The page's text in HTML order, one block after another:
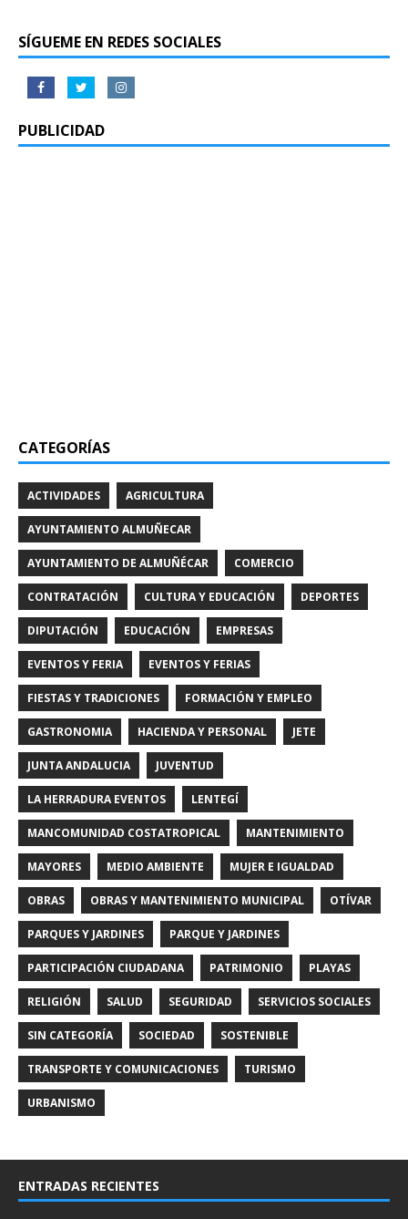
SÍGUEME EN REDES SOCIALES
PUBLICIDAD
CATEGORÍAS
ACTIVIDADES AGRICULTURA
AYUNTAMIENTO ALMUÑECAR
AYUNTAMIENTO DE ALMUÑÉCAR COMERCIO
CONTRATACIÓN CULTURA Y EDUCACIÓN DEPORTES
DIPUTACIÓN EDUCACIÓN EMPRESAS
EVENTOS Y FERIA EVENTOS Y FERIAS
FIESTAS Y TRADICIONES FORMACIÓN Y EMPLEO
GASTRONOMIA HACIENDA Y PERSONAL JETE
JUNTA ANDALUCIA JUVENTUD
LA HERRADURA EVENTOS LENTEGÍ
MANCOMUNIDAD COSTATROPICAL MANTENIMIENTO
MAYORES MEDIO AMBIENTE MUJER E IGUALDAD
OBRAS OBRAS Y MANTENIMIENTO MUNICIPAL OTÍVAR
PARQUES Y JARDINES PARQUE Y JARDINES
PARTICIPACIÓN CIUDADANA PATRIMONIO PLAYAS
RELIGIÓN SALUD SEGURIDAD SERVICIOS SOCIALES
SIN CATEGORÍA SOCIEDAD SOSTENIBLE
TRANSPORTE Y COMUNICACIONES TURISMO
URBANISMO
ENTRADAS RECIENTES